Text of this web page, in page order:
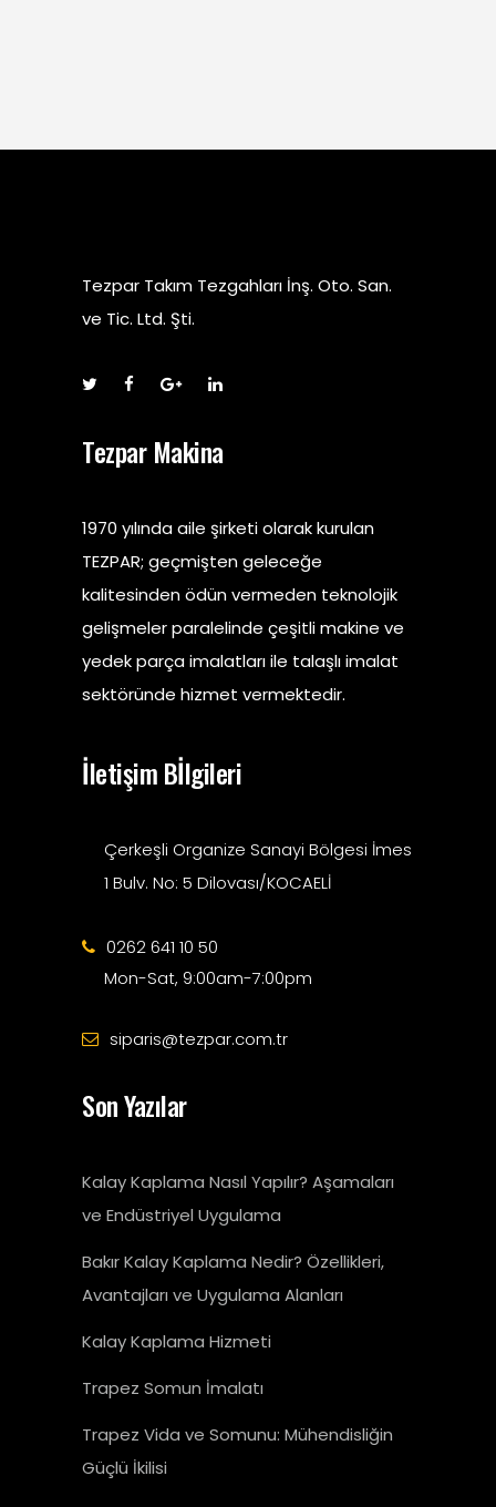
Tezpar Takım Tezgahları İnş. Oto. San.
ve Tic. Ltd. Şti.
Tezpar Makina
1970 yılında aile şirketi olarak kurulan
TEZPAR; geçmişten geleceğe
kalitesinden ödün vermeden teknolojik
gelişmeler paralelinde çeşitli makine ve
yedek parça imalatları ile talaşlı imalat
sektöründe hizmet vermektedir.
İletişim Bİlgileri
Çerkeşli Organize Sanayi Bölgesi İmes
1 Bulv. No: 5 Dilovası/KOCAELİ
0262 641 10 50
Mon-Sat, 9:00am-7:00pm
siparis@tezpar.com.tr
Son Yazılar
Kalay Kaplama Nasıl Yapılır? Aşamaları
ve Endüstriyel Uygulama
Bakır Kalay Kaplama Nedir? Özellikleri,
Avantajları ve Uygulama Alanları
Kalay Kaplama Hizmeti
Trapez Somun İmalatı
Trapez Vida ve Somunu: Mühendisliğin
Güçlü İkilisi